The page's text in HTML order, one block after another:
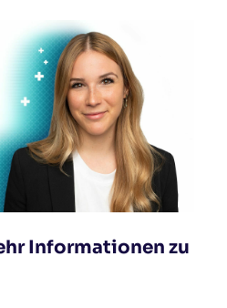
Informationen zu